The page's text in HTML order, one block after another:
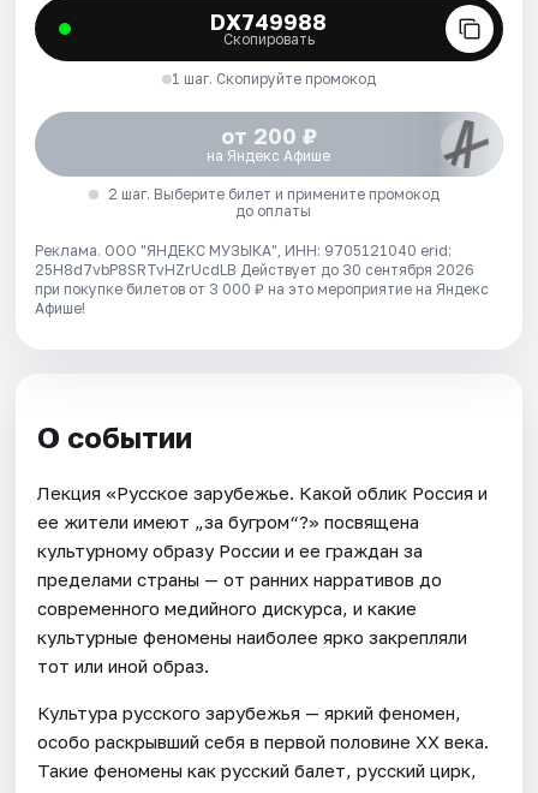
DX749988
Скопировать
1 шаг. Скопируйте промокод
от 200 ₽
на Яндекс Афише
2 шаг. Выберите билет и примените промокод
до оплаты
Реклама. ООО "ЯНДЕКС МУЗЫКА", ИНН: 9705121040 erid:
25H8d7vbP8SRTvHZrUcdLB Действует до 30 сентября 2026
при покупке билетов от 3 000 ₽ на это мероприятие на Яндекс
Афише!
О событии
Лекция «Русское зарубежье. Какой облик Россия и
ее жители имеют „за бугром“?» посвящена
культурному образу России и ее граждан за
пределами страны — от ранних нарративов до
современного медийного дискурса, и какие
культурные феномены наиболее ярко закрепляли
тот или иной образ.
Культура русского зарубежья — яркий феномен,
особо раскрывший себя в первой половине XX века.
Такие феномены как русский балет, русский цирк,